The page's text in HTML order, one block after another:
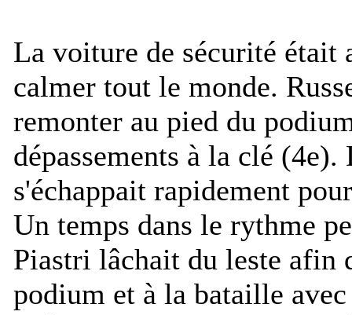
La voiture de sécurité était
calmer tout le monde.
remonter au pied du
dépassements à la clé (4e).
s'échappait rapidement
Un temps dans le rythme
Piastri lâchait du leste afin
podium et à la bataille